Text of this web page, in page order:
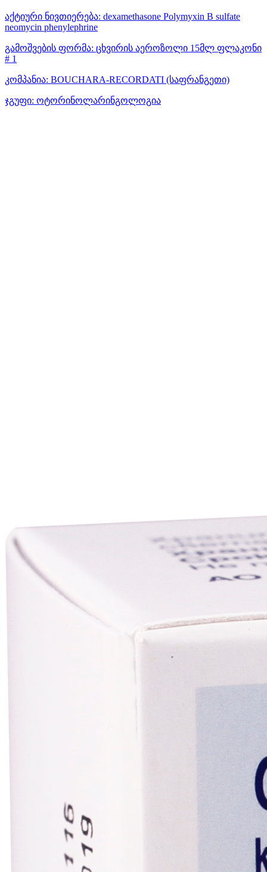
აქტიური ნივთიერება: dexamethasone Polymyxin B sulfate
neomycin phenylephrine
გამოშვების ფორმა: ცხვირის აეროზოლი 15მლ ფლაკონი
# 1
კომპანია: BOUCHARA-RECORDATI (საფრანგეთი)
ჯგუფი: ოტორინოლარინგოლოგია